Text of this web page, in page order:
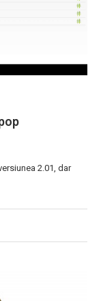
2.01, dar